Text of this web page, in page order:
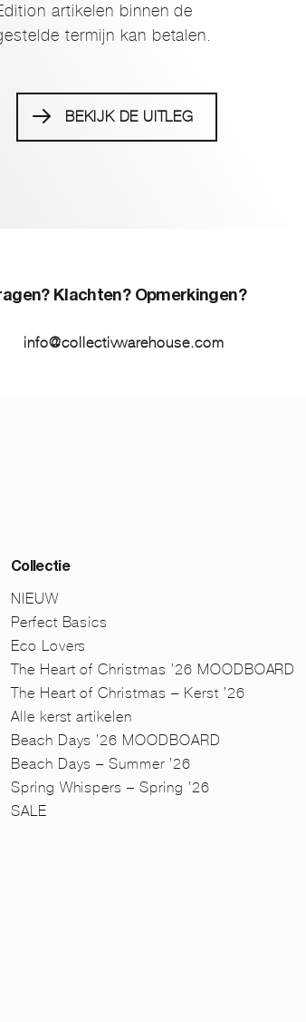
artikelen binnen de
termijn kan betalen.
BEKIJK DE UITLEG
Klachten? Opmerkingen?
info@collectivwarehouse.com
Collectie
NIEUW
Perfect Basics
Eco Lovers
The Heart of Christmas ’26 MOODBOARD
The Heart of Christmas – Kerst ’26
Alle kerst artikelen
Beach Days ’26 MOODBOARD
Beach Days – Summer ’26
Spring Whispers – Spring ’26
SALE